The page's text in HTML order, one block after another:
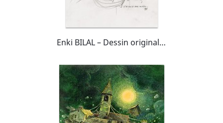
Enki BILAL – Dessin original – J’ai croisé dans un rêve… 11